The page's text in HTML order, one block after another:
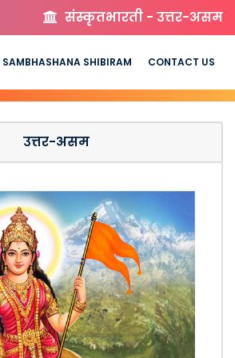
संस्कृतभारती - उत्तर-असम
SAMBHASHANA SHIBIRAM CONTACT US
उत्तर-असम